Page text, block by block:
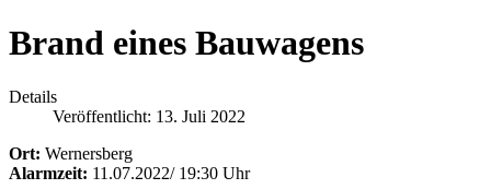
Brand eines Bauwagens
Details
Veröffentlicht: 13. Juli 2022
Ort: Wernersberg
Alarmzeit: 11.07.2022/ 19:30 Uhr